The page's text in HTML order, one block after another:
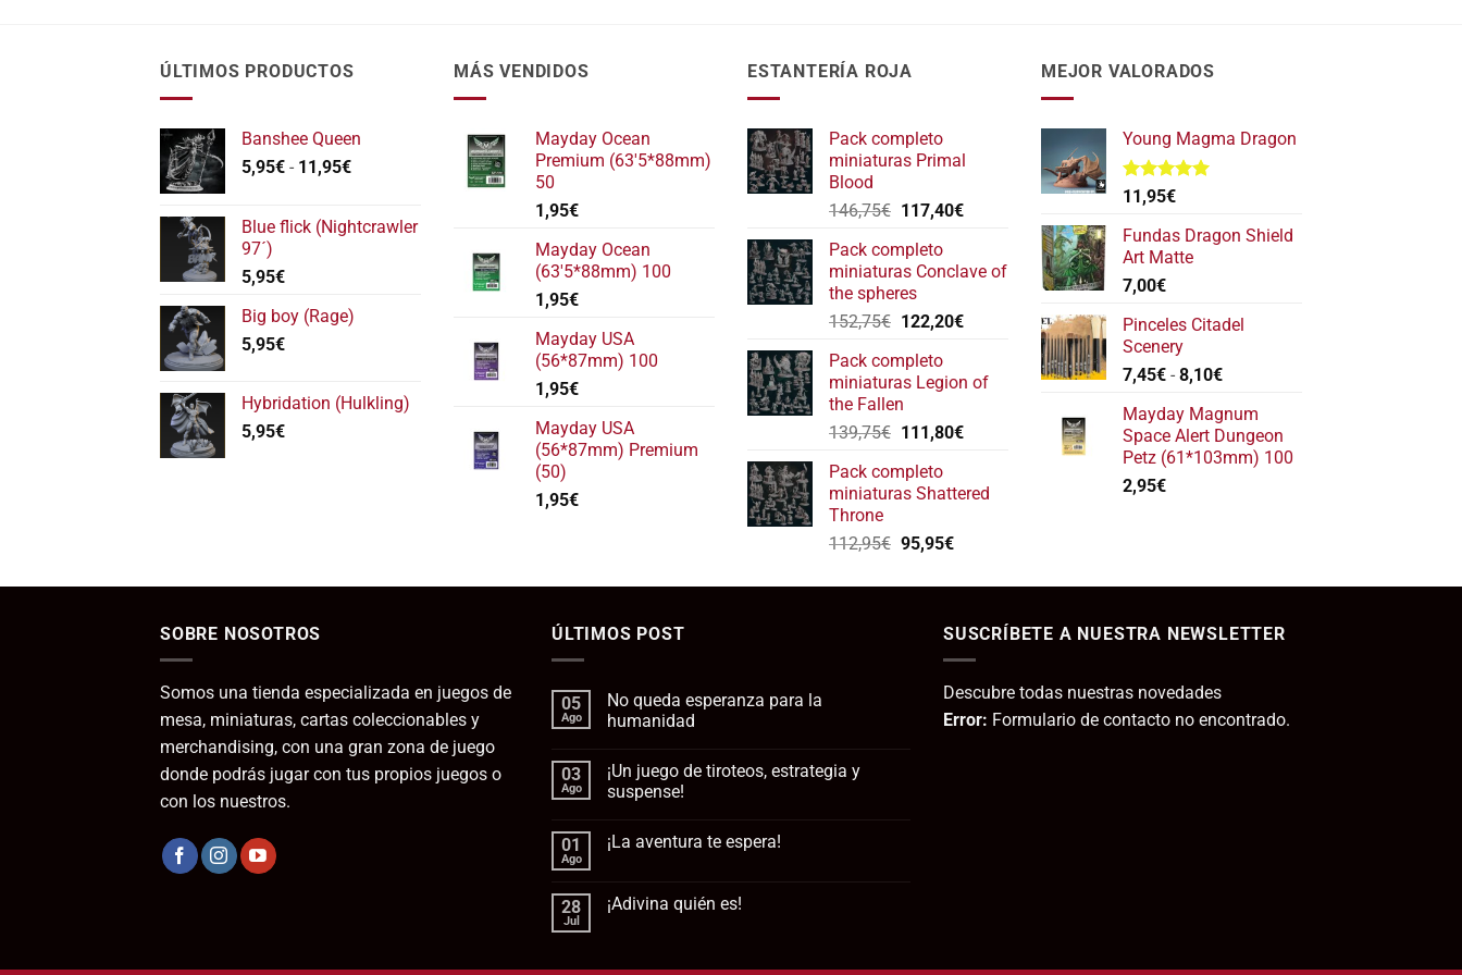
ÚLTIMOS PRODUCTOS
Banshee Queen
5,95€ - 11,95€Rango
desde
Blue flick (Nightcrawler
97´)
5,95€
Big boy (Rage)
5,95€
Hybridation (Hulkling)
5,95€
MÁS VENDIDOS
Mayday Ocean
Premium (63'5*88mm)
50
1,95€
Mayday Ocean
(63'5*88mm) 100
1,95€
Mayday USA
(56*87mm) 100
1,95€
Mayday USA
(56*87mm) Premium
(50)
1,95€
ESTANTERÍA ROJA
Pack completo
miniaturas Primal
Blood
146,75€ El
original
era:
146,75€.
117,40€El
es:
Pack completo
miniaturas Conclave of
the spheres
152,75€ El
original
era:
152,75€.
122,20€El
es:
Pack completo
miniaturas Legion of
the Fallen
139,75€ El
original
era:
111,80€El
es:
Pack completo
miniaturas Shattered
Throne
112,95€ El
original
112,95€.
95,95€El
actual
95,95€.
MEJOR VALORADOS
Young Magma Dragon
Valorado
con
de 5
11,95€
Fundas Dragon Shield
Art Matte
7,00€
Pinceles Citadel
Scenery
7,45€ - 8,10€Rango
precios:
desde
7,45€
Mayday Magnum
Space Alert Dungeon
Petz (61*103mm) 100
2,95€
SOBRE NOSOTROS
Somos una tienda especializada en juegos de
mesa, miniaturas, cartas coleccionables y
merchandising, con una gran zona de juego
donde podrás jugar con tus propios juegos o
con los nuestros.
ÚLTIMOS POST
05
Ago
No queda esperanza para la
humanidad
comentarios
en
No
para
03
Ago
¡Un juego de tiroteos, estrategia y
suspense!
comentarios
de
tiroteos,
01
Ago
¡La aventura te espera!
en
28
Jul
¡Adivina quién es!
en
SUSCRÍBETE A NUESTRA NEWSLETTER
Descubre todas nuestras novedades
Error: Formulario de contacto no encontrado.